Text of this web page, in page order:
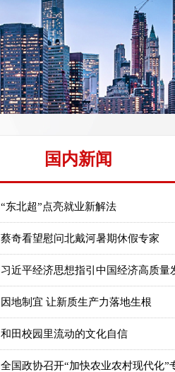
国内新闻
“东北超”点亮就业新解法
蔡奇看望慰问北戴河暑期休假专家
习近平经济思想指引中国经济高质量
因地制宜 让新质生产力落地生根
和田校园里流动的文化自信
全国政协召开“加快农业农村现代化